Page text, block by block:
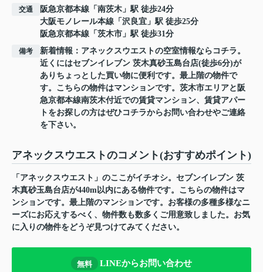
交通 阪急京都本線 「 南茨木 」駅 徒歩24分
大阪モノレール本線 「 沢良宜 」駅 徒歩25分
阪急京都本線 「 茨木市 」駅 徒歩31分
備考
新着情報：アネックスウエストの空室情報ならコチラ。
近くにはセブンイレブン 茨木真砂玉島台店(徒歩6分)が
ありちょっとした買い物に便利です。最上階の物件で
す。こちらの物件はマンションです。茨木市エリアと阪
急京都本線南茨木付近での賃貸マンション、賃貸アパー
トをお探しの方はぜひコチラからお問い合わせやご連絡
を下さい。
アネックスウエストのコメント(おすすめポイント)
「アネックスウエスト」のここがイチオシ。セブンイレブン 茨
木真砂玉島台店が440m以内にある物件です。こちらの物件はマ
ンションです。最上階のマンションです。お客様の多種多様なニ
ーズにお応えするべく、物件数も数多くご用意致しました。お気
に入りの物件をどうぞ見つけてみてください。
無料 LINEからお問い合わせ